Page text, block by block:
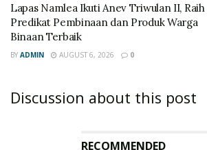
Lapas Namlea Ikuti Anev Triwulan II, Raih
Predikat Pembinaan dan Produk Warga
Binaan Terbaik
BY ADMIN AUGUST 6, 2026 0
Discussion about this post
RECOMMENDED